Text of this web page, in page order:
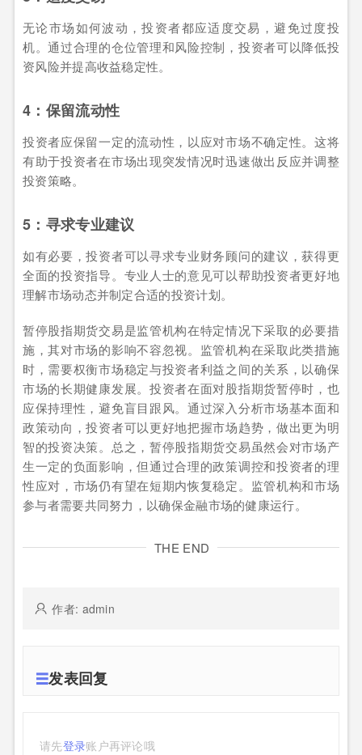
无论市场如何波动，投资者都应适度交易，避免过度投
机。通过合理的仓位管理和风险控制，投资者可以降低投
资风险并提高收益稳定性。
4：保留流动性
投资者应保留一定的流动性，以应对市场不确定性。这将
有助于投资者在市场出现突发情况时迅速做出反应并调整
投资策略。
5：寻求专业建议
如有必要，投资者可以寻求专业财务顾问的建议，获得更
全面的投资指导。专业人士的意见可以帮助投资者更好地
理解市场动态并制定合适的投资计划。
暂停股指期货交易是监管机构在特定情况下采取的必要措
施，其对市场的影响不容忽视。监管机构在采取此类措施
时，需要权衡市场稳定与投资者利益之间的关系，以确保
市场的长期健康发展。投资者在面对股指期货暂停时，也
应保持理性，避免盲目跟风。通过深入分析市场基本面和
政策动向，投资者可以更好地把握市场趋势，做出更为明
智的投资决策。总之，暂停股指期货交易虽然会对市场产
生一定的负面影响，但通过合理的政策调控和投资者的理
性应对，市场仍有望在短期内恢复稳定。监管机构和市场
参与者需要共同努力，以确保金融市场的健康运行。
THE END
作者: admin
发表回复
请先登录账户再评论哦